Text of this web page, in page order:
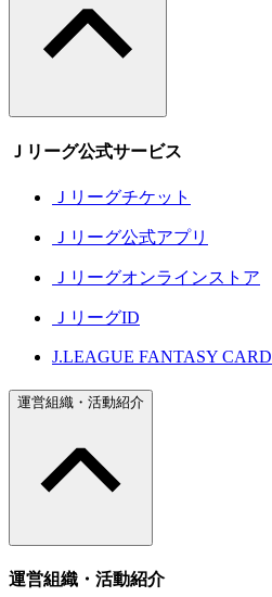
Ｊリーグ公式サービス
Ｊリーグチケット
Ｊリーグ公式アプリ
Ｊリーグオンラインストア
ＪリーグID
J.LEAGUE FANTASY CARD
運営組織・活動紹介
運営組織・活動紹介